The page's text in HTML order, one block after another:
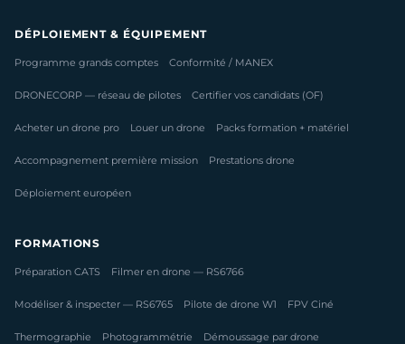
DÉPLOIEMENT & ÉQUIPEMENT
Programme grands comptes Conformité / MANEX
DRONECORP — réseau de pilotes Certifier vos candidats (OF)
Acheter un drone pro Louer un drone Packs formation + matériel
Accompagnement première mission Prestations drone
Déploiement européen
FORMATIONS
Préparation CATS Filmer en drone — RS6766
Modéliser & inspecter — RS6765 Pilote de drone W1 FPV Ciné
Thermographie Photogrammétrie Démoussage par drone